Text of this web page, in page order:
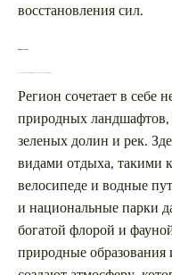
восстановления сил.
Вопрос-ответ:
Регион сочетает в себе
природных ландшафтов,
зеленых долин и рек.
видами отдыха, такими
велосипеде и водные
и национальные парки
богатой флорой и
природные